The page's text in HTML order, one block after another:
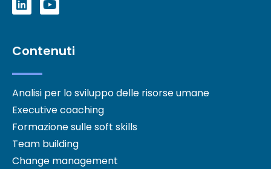
Contenuti
Analisi per lo sviluppo delle risorse umane
Executive coaching
Formazione sulle soft skills
Team building
Change management